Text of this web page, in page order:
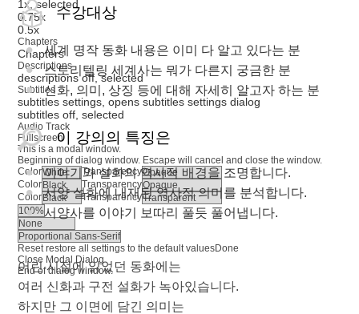
1x, selected
0.75x
0.5x
Chapters
Chapters
Descriptions
descriptions off , selected
Subtitles
subtitles settings , opens subtitles settings dialog
subtitles off , selected
Audio Track
Fullscreen
This is a modal window.
Beginning of dialog window. Escape will cancel and close the window.
Color
Transparency
Color
Transparency
Color
Transparency
Reset restore all settings to the default valuesDone
Close Modal Dialog
End of dialog window.
수강대상
세계 명작 동화 내용은 이미 다 알고 있다는 분
스토리텔링 세계사는 뭐가 다른지 궁금한 분
신화, 의미, 상징 등에 대해 자세히 알고자 하는 분
이 강의의 특징은
이야기와 설화의 역사적 배경을 조명합니다.
서양 설화에 내재된 역사적 의미를 분석합니다.
서양사를 이야기 보따리 풀듯 풀어냅니다.
어린 시절에 읽었던 동화에는
여러 신화과 구전 설화가 녹아있습니다.
하지만 그 이면에 담긴 의미는